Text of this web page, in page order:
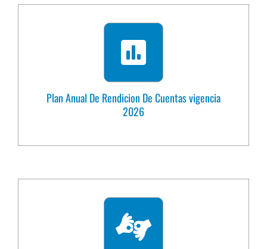
Plan Anual De Rendicion De Cuentas vigencia
2026